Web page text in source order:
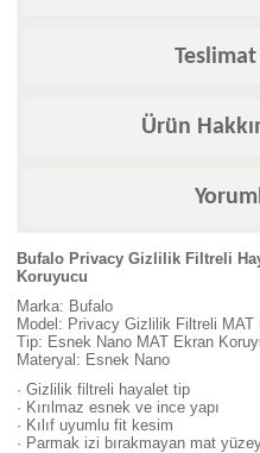
Ürün
Bufalo Privacy Gizlilik Filtreli
Koruyucu
Marka: Bufalo
Model: Privacy Gizlilik Filtreli MAT
Tip: Esnek Nano MAT Ekran
Materyal: Esnek Nano
· Gizlilik filtreli hayalet tip
· Kırılmaz esnek ve ince yapı
· Kılıf uyumlu fit kesim
· Parmak izi bırakmayan mat